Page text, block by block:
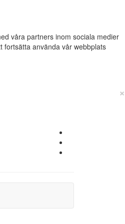
våra partners inom sociala medier
fortsätta använda vår webbplats
×